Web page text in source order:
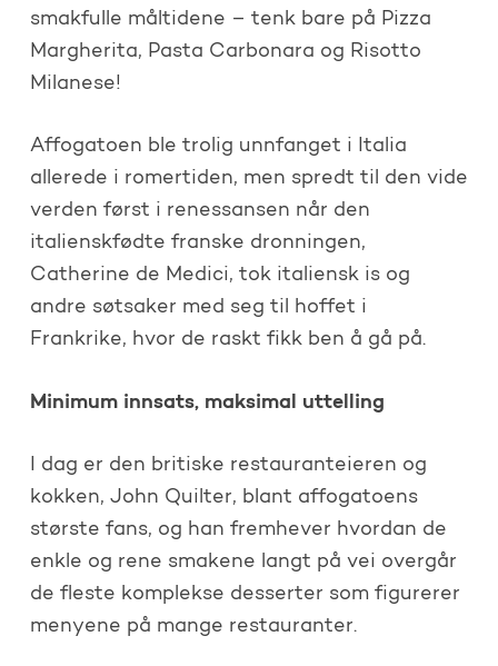
smakfulle måltidene – tenk bare på Pizza
Margherita, Pasta Carbonara og Risotto
Milanese!
Affogatoen ble trolig unnfanget i Italia
allerede i romertiden, men spredt til den vide
verden først i renessansen når den
italienskfødte franske dronningen,
Catherine de Medici, tok italiensk is og
andre søtsaker med seg til hoffet i
Frankrike, hvor de raskt fikk ben å gå på.
Minimum innsats, maksimal uttelling
I dag er den britiske restauranteieren og
kokken, John Quilter, blant affogatoens
største fans, og han fremhever hvordan de
enkle og rene smakene langt på vei overgår
de fleste komplekse desserter som figurerer
menyene på mange restauranter.